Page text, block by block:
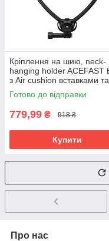
Кріплення на шию, neck-
hanging holder ACEFAST
з Air cushion вставками та
регульованим ремінцем
Готово до відправки
779,99 ₴ 918 ₴
Купити
Про нас